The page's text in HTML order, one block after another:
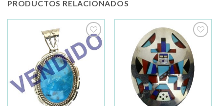
PRODUCTOS RELACIONADOS
Añadir
a la
lista de
Añadir
lista de
deseos